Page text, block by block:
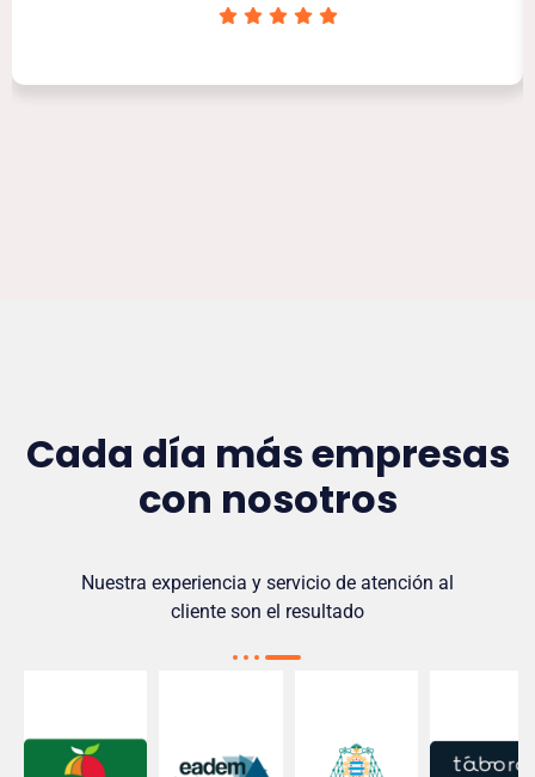
Cada día más empresas
con nosotros
Nuestra experiencia y servicio de atención al
cliente son el resultado